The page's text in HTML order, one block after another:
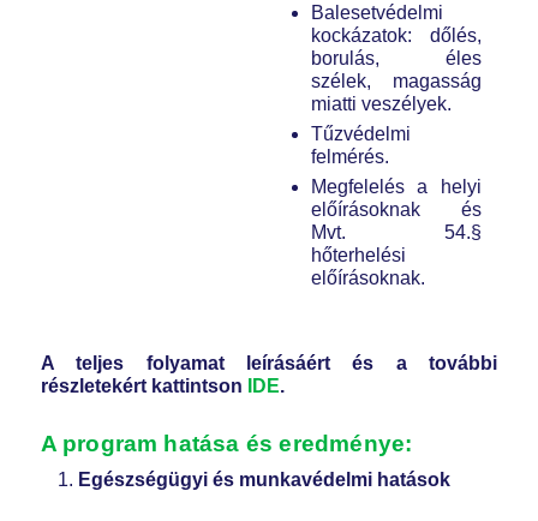
Balesetvédelmi
kockázatok: dőlés,
borulás, éles
szélek, magasság
miatti veszélyek.
Tűzvédelmi
felmérés.
Megfelelés a helyi
előírásoknak és
Mvt. 54.§
hőterhelési
előírásoknak.
A teljes folyamat leírásáért és a további
részletekért kattintson
IDE.
A program hatása és eredménye:
Egészségügyi és munkavédelmi hatások